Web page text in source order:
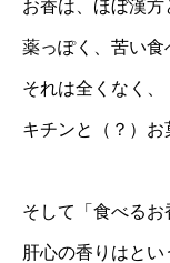
お香は、ほぼ漢
薬っぽく、苦い
それは全くなく、
キチンと（？）お
そして「食べる
肝心の香りはとい